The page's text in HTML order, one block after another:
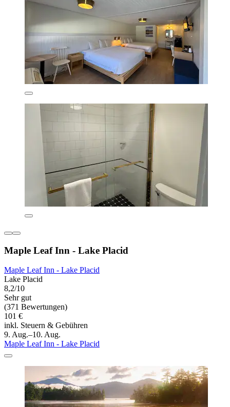
Maple Leaf Inn - Lake Placid
Maple Leaf Inn - Lake Placid
Lake Placid
8,2/10
Sehr gut
(371 Bewertungen)
101 €
inkl. Steuern & Gebühren
9. Aug.–10. Aug.
Maple Leaf Inn - Lake Placid